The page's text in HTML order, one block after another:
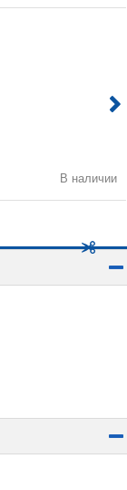
В наличии